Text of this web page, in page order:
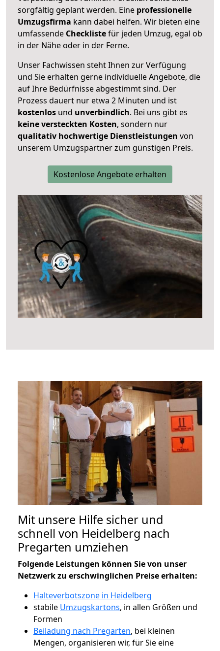
sorgfältig geplant werden. Eine professionelle
Umzugsfirma kann dabei helfen. Wir bieten eine
umfassende Checklistefür jeden Umzug, egal ob
in der Nähe oder in der Ferne.
Unser Fachwissen steht Ihnen zur Verfügung
und Sie erhalten gerne individuelle Angebote, die
auf Ihre Bedürfnisse abgestimmt sind. Der
Prozess dauert nur etwa 2 Minuten und ist
kostenlos und unverbindlich. Bei uns gibt es
keine versteckten Kosten, sondern nur
qualitativ hochwertige Dienstleistungen von
unserem Umzugspartner zum günstigen Preis.
Kostenlose Angebote erhalten
Mit unsere Hilfe sicher und
schnell von Heidelberg nach
Pregarten umziehen
Folgende Leistungen können Sie von unser
Netzwerk zu erschwinglichen Preise erhalten:
Halteverbotszone in Heidelberg
stabile Umzugskartons, in allen Größen und
Formen
Beiladung nach Pregarten, bei kleinen
Mengen, organisieren wir, für Sie eine